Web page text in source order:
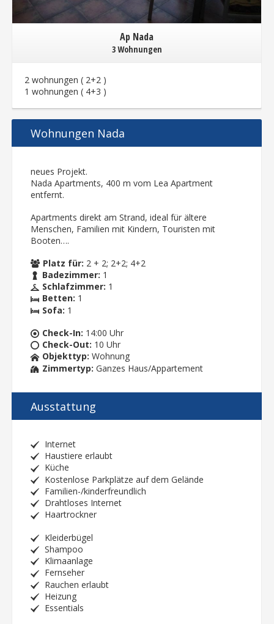
Ap Nada
3 Wohnungen
2 wohnungen ( 2+2 )
1 wohnungen ( 4+3 )
Wohnungen Nada
neues Projekt.
Nada Apartments, 400 m vom Lea Apartment
entfernt.
Apartments direkt am Strand, ideal für ältere
Menschen, Familien mit Kindern, Touristen mit
Booten….
Platz für: 2 + 2; 2+2; 4+2
Badezimmer: 1
Schlafzimmer: 1
Betten: 1
Sofa: 1
Check-In: 14:00 Uhr
Check-Out: 10 Uhr
Objekttyp: Wohnung
Zimmertyp: Ganzes Haus/Appartement
Ausstattung
Internet
Haustiere erlaubt
Küche
Kostenlose Parkplätze auf dem Gelände
Familien-/kinderfreundlich
Drahtloses Internet
Haartrockner
Kleiderbügel
Shampoo
Klimaanlage
Fernseher
Rauchen erlaubt
Heizung
Essentials